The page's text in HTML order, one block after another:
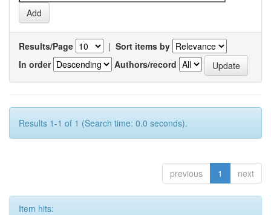
Results/Page | Sort items by
In order
Authors/record
Results 1-1 of 1 (Search time: 0.0 seconds).
previous 1 next
Item hits: